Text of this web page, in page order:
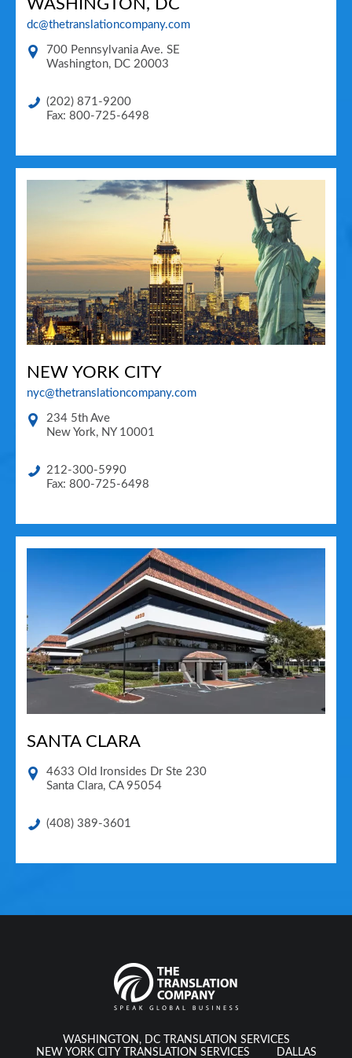
WASHINGTON, DC
dc@thetranslationcompany.com
700 Pennsylvania Ave. SE
Washington, DC 20003
(202) 871-9200
Fax: 800-725-6498
NEW YORK CITY
nyc@thetranslationcompany.com
234 5th Ave
New York, NY 10001
212-300-5990
Fax: 800-725-6498
SANTA CLARA
4633 Old Ironsides Dr Ste 230
Santa Clara, CA 95054
(408) 389-3601
WASHINGTON, DC TRANSLATION SERVICES
NEW YORK CITY TRANSLATION SERVICES
DALLAS